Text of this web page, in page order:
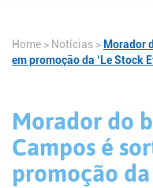
Home > Notícias > Morador
em promoção da ‘Le Stock
Morador do
Campos é
promoção da